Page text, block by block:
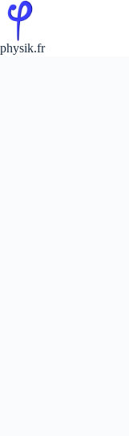
Passer
au
contenu
physik.fr